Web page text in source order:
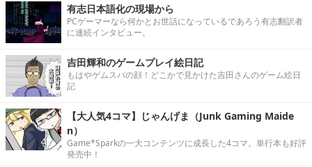
有志日本語化の現場から
PCゲーマーなら何かとお世話になっているであろう有志翻訳者
に連続インタビュー。
吉田輝和のゲームプレイ絵日記
もはやゲムスパの顔！どこかで見かけた吉田さんのゲーム絵日
記
【大人気4コマ】じゃんげま（Junk Gaming Maide
n）
Game*Sparkの一大コンテンツに成長した4コマ。単行本も好評
発売中！